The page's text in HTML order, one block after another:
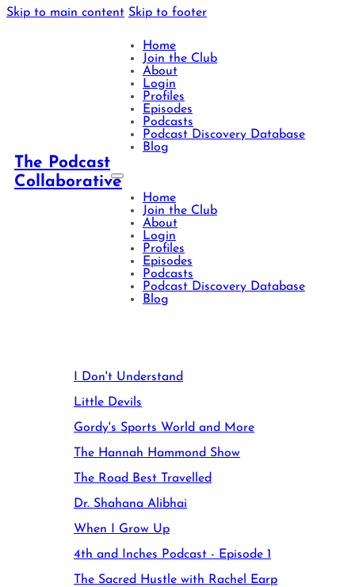
Skip to main content Skip to footer
The Podcast
Collaborative
Home
Join the Club
About
Login
Profiles
Episodes
Podcasts
Podcast Discovery Database
Blog
Home
Join the Club
About
Login
Profiles
Episodes
Podcasts
Podcast Discovery Database
Blog
I Don't Understand
Little Devils
Gordy's Sports World and More
The Hannah Hammond Show
The Road Best Travelled
Dr. Shahana Alibhai
When I Grow Up
4th and Inches Podcast - Episode 1
The Sacred Hustle with Rachel Earp